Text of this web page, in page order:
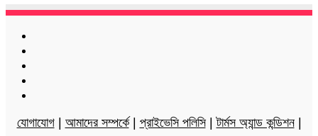
যোগাযোগ| আমাদের সম্পর্কে| প্রাইভেসি পলিসি|টার্মস অ্যান্ড কন্ডিশন|